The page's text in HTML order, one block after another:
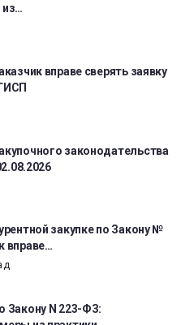
из…
вправе сверять заявку
законодательства
закупке по Закону №
вправе…
Закону N 223-ФЗ: